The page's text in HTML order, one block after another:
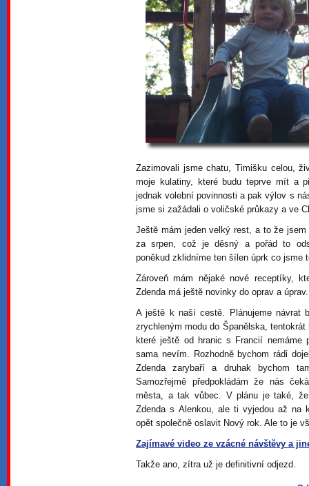
Zazimovali jsme chatu, Timišku celou,
moje kulatiny, které budu teprve mít a
jednak volební povinnosti a pak výlov s
jsme si zažádali o voličské průkazy a ve
Ještě mám jeden velký rest, a to že
za srpen, což je děsný a pořád to
poněkud zklidníme ten šílen úprk co jsme
Zároveň mám nějaké nové receptíky,
Zdenda má ještě novinky do oprav a úprav.
A ještě k naší cestě. Plánujeme návrat
zrychleným modu do Španělska,
které ještě od hranic s Francií nemáme
sama nevím. Rozhodně bychom rádi
Zdenda zarybaří a druhak bychom
Samozřejmě předpokládám že nás
města, a tak vůbec. V plánu je také,
Zdenda s Alenkou, ale ti vyjedou až na
opět společně oslavit Nový rok. Ale to je
Zajímavé video ze vzácné návštěvy a
Takže ano, zítra už je definitivní odjezd.